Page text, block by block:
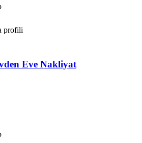
profili
Eve Nakliyat